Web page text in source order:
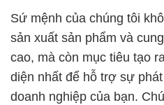
Sứ mệnh của chúng tôi
sản xuất sản phẩm và
cao, mà còn mục tiêu tạo
diện nhất để hỗ trợ sự
doanh nghiệp của bạn.